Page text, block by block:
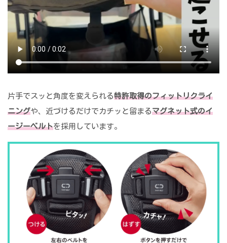
片手でスッと角度を変えられる特許取得のフィットリクライ
ニングや、近づけるだけでカチッと留まるマグネット式のイ
ージーベルトを採用しています。